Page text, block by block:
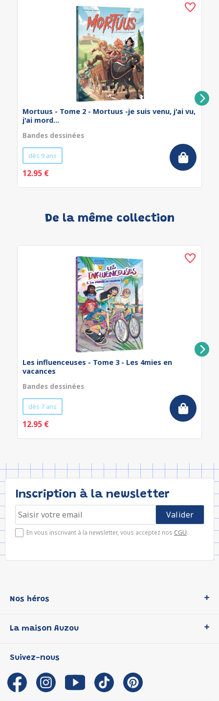
Mortuus - Tome 2 - Mortuus -je suis venu, j'ai vu,
j'ai mord...
Bandes dessinées
dès 9 ans
12.95 €
De la même collection
Les influenceuses - Tome 3 - Les 4mies en
vacances
Bandes dessinées
dès 7 ans
12.95 €
Inscription à la newsletter
En vous inscrivant à la newsletter, vous acceptez nos CGU.
Nos héros
P'tit Loup
Les Influenceuses
Migali
Petite Taupe
La maison Auzou
Notre histoire
Auzou s'engage
Auteurs et illustrateurs Auzou
Suivez-nous